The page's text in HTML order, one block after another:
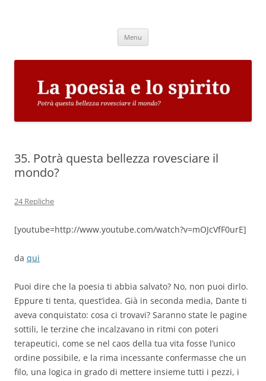
Menu
35. Potrà questa bellezza rovesciare il
mondo?
24 Repliche
[youtube=http://www.youtube.com/watch?v=mOJcVfF0urE]
da qui
Puoi dire che la poesia ti abbia salvato? No, non puoi dirlo.
Eppure ti tenta, quest’idea. Già in seconda media, Dante ti
aveva conquistato: cosa ci trovavi? Saranno state le pagine
sottili, le terzine che incalzavano in ritmi con poteri
terapeutici, come se nel caos della tua vita fosse l’unico
ordine possibile, e la rima incessante confermasse che un
filo, una logica in grado di mettere insieme tutti i pezzi, i